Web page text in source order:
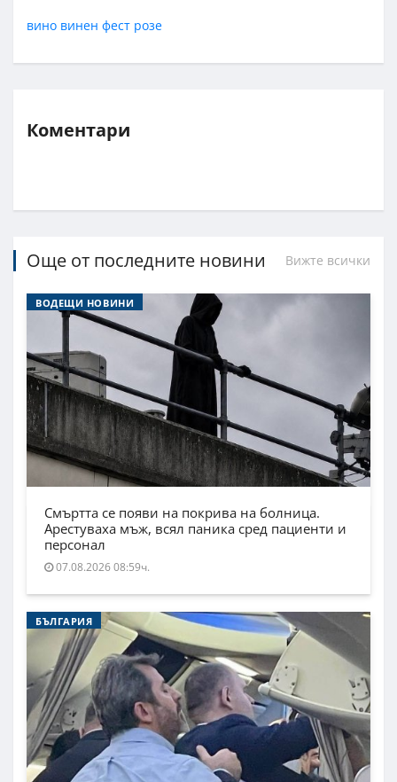
вино винен фест розе
Коментари
Още от последните новини Вижте всички
ВОДЕЩИ НОВИНИ
Смъртта се появи на покрива на болница.
Арестуваха мъж, всял паника сред пациенти и
персонал
07.08.2026 08:59ч.
БЪЛГАРИЯ